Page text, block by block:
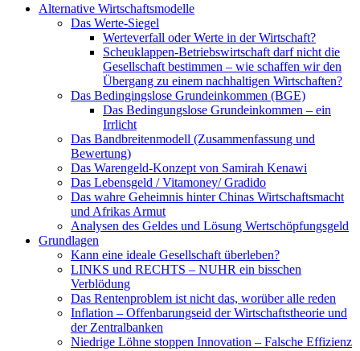
Alternative Wirtschaftsmodelle
Das Werte-Siegel
Werteverfall oder Werte in der Wirtschaft?
Scheuklappen-Betriebswirtschaft darf nicht die
Gesellschaft bestimmen – wie schaffen wir den
Übergang zu einem nachhaltigen Wirtschaften?
Das Bedingingslose Grundeinkommen (BGE)
Das Bedingungslose Grundeinkommen – ein
Irrlicht
Das Bandbreitenmodell (Zusammenfassung und
Bewertung)
Das Warengeld-Konzept von Samirah Kenawi
Das Lebensgeld / Vitamoney/ Gradido
Das wahre Geheimnis hinter Chinas Wirtschaftsmacht
und Afrikas Armut
Analysen des Geldes und Lösung Wertschöpfungsgeld
Grundlagen
Kann eine ideale Gesellschaft überleben?
LINKS und RECHTS – NUHR ein bisschen
Verblödung
Das Rentenproblem ist nicht das, worüber alle reden
Inflation – Offenbarungseid der Wirtschaftstheorie und
der Zentralbanken
Niedrige Löhne stoppen Innovation – Falsche Effizienz